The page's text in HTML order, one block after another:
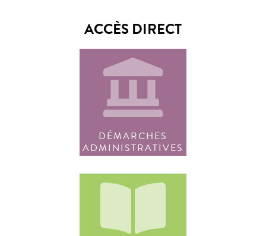
ACCÈS DIRECT
DÉMARCHES
ADMINISTRATIVES